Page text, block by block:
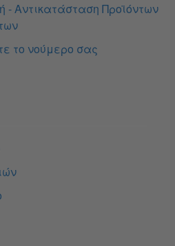
Αντικατάσταση Προϊόντων
το νούμερο σας